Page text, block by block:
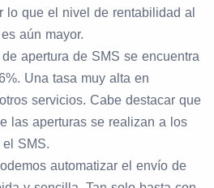
lo que el nivel de rentabilidad al
aún mayor.
apertura de SMS se encuentra
Una tasa muy alta en
servicios. Cabe destacar que
las aperturas se realizan a los
SMS.
automatizar el envío de